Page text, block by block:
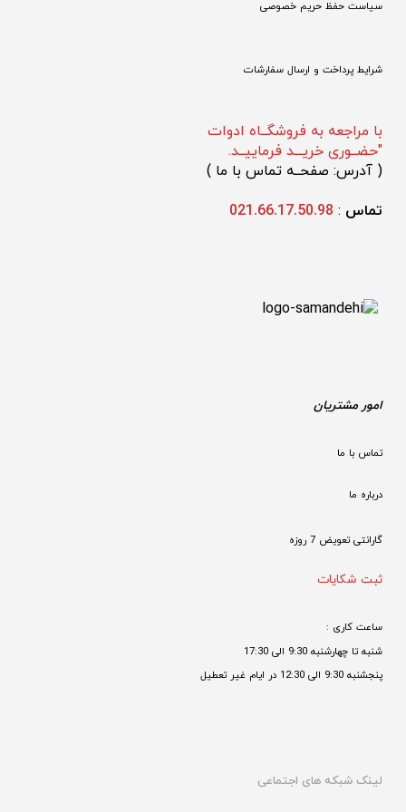
سیاست حفظ حریم خصوصی
شرایط پرداخت و ارسال سفارشات
با مراجعه به فروشگــاه ادوات
"حضــوری خریـــد فرماییــد.
( آدرس: صفحــه تماس با ما )
تماس :
021.66.17.50.98
امور مشتریان
تماس با ما
درباره ما
گارانتی تعویض 7 روزه
ثبت شکایات
ساعت کاری :
شنبه تا چهارشنبه 9:30 الی 17:30
پنجشنبه 9:30 الی 12:30 در ایام غیر تعطیل
لینک شبکه های اجتماعی